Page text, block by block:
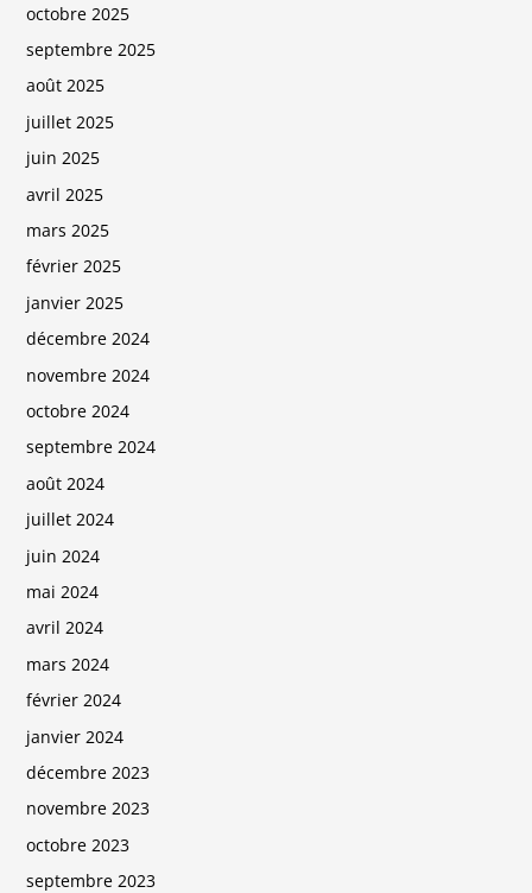
octobre 2025
septembre 2025
août 2025
juillet 2025
juin 2025
avril 2025
mars 2025
février 2025
janvier 2025
décembre 2024
novembre 2024
octobre 2024
septembre 2024
août 2024
juillet 2024
juin 2024
mai 2024
avril 2024
mars 2024
février 2024
janvier 2024
décembre 2023
novembre 2023
octobre 2023
septembre 2023